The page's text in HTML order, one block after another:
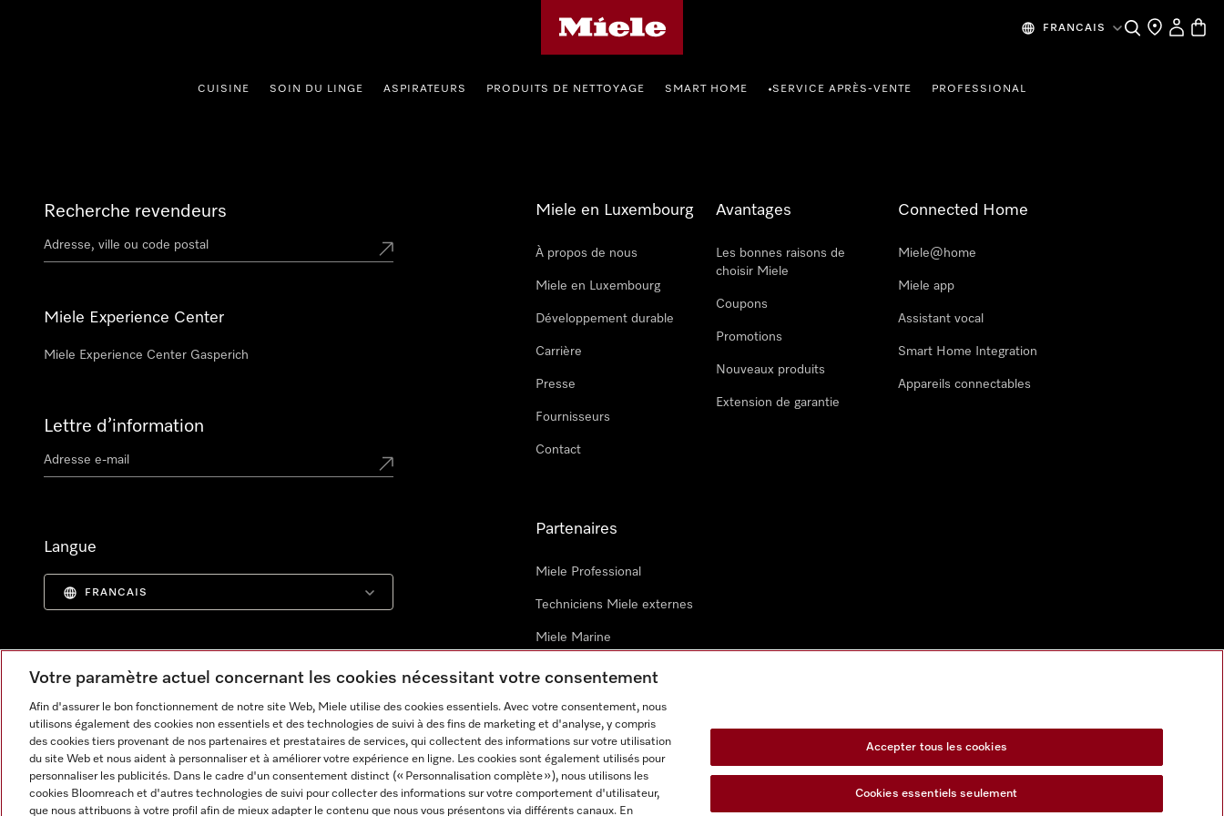
FRANCAIS Recherche
MesPanier
CUISINE SOIN DU LINGE ASPIRATEURS PRODUITS DE NETTOYAGE SMART HOME •SERVICE APRÈS-VENTE PROFESSIONAL
Recherche revendeurs
Miele Experience Center
Miele Experience Center Gasperich
Lettre d’information
Langue
FRANCAIS
Miele en Luxembourg
À propos de nous
Miele en Luxembourg
Développement durable
Carrière
Presse
Fournisseurs
Contact
Avantages
Les bonnes raisons de
choisir Miele
Coupons
Promotions
Nouveaux produits
Extension de garantie
Connected Home
Miele@home
Miele app
Assistant vocal
Smart Home Integration
Appareils connectables
Partenaires
Miele Professional
Techniciens Miele externes
Miele Marine
Architectes & promoteurs
Informations légales CGV Protection des données Conditions d’utilisation Déclaration d'accessibilité
Formulaire de rétractation
Votre paramètre actuel concernant les cookies nécessitant votre consentement
Afin d'assurer le bon fonctionnement de notre site Web, Miele utilise des cookies essentiels. Avec votre consentement, nous
utilisons également des cookies non essentiels et des technologies de suivi à des fins de marketing et d'analyse, y compris
des cookies tiers provenant de nos partenaires et prestataires de services, qui collectent des informations sur votre utilisation
du site Web et nous aident à personnaliser et à améliorer votre expérience en ligne. Les cookies sont également utilisés pour
personnaliser les publicités. Dans le cadre d'un consentement distinct (« Personnalisation complète »), nous utilisons les
cookies Bloomreach et d'autres technologies de suivi pour collecter des informations sur votre comportement d'utilisateur,
que nous attribuons à votre profil afin de mieux adapter le contenu que nous vous présentons via différents canaux. En
Accepter tous les cookies
Cookies essentiels seulement